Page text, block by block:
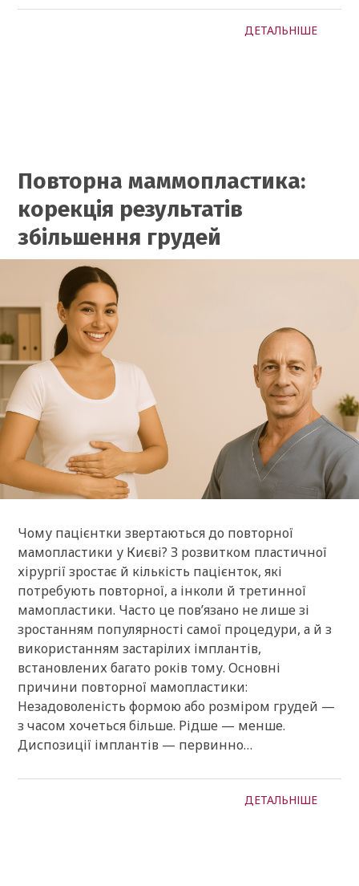
ДЕТАЛЬНІШЕ
Повторна маммопластика:
корекція результатів
збільшення грудей
Чому пацієнтки звертаються до повторної
мамопластики у Києві? З розвитком пластичної
хірургії зростає й кількість пацієнток, які
потребують повторної, а інколи й третинної
мамопластики. Часто це пов’язано не лише зі
зростанням популярності самої процедури, а й з
використанням застарілих імплантів,
встановлених багато років тому. Основні
причини повторної мамопластики:
Незадоволеність формою або розміром грудей —
з часом хочеться більше. Рідше — менше.
Диспозиції імплантів — первинно…
ДЕТАЛЬНІШЕ